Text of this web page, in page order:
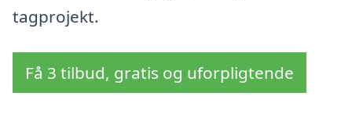
tagprojekt.
Få 3 tilbud, gratis og uforpligtende